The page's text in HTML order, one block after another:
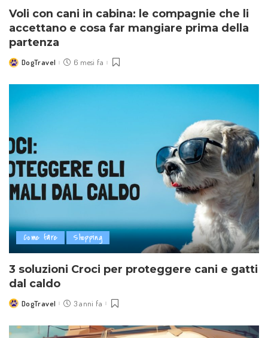
Voli con cani in cabina: le compagnie che li
accettano e cosa far mangiare prima della
partenza
PostedDogTravel 6 mesi fa
Come fare Shopping
3 soluzioni Croci per proteggere cani e gatti
dal caldo
PostedDogTravel 3 anni fa